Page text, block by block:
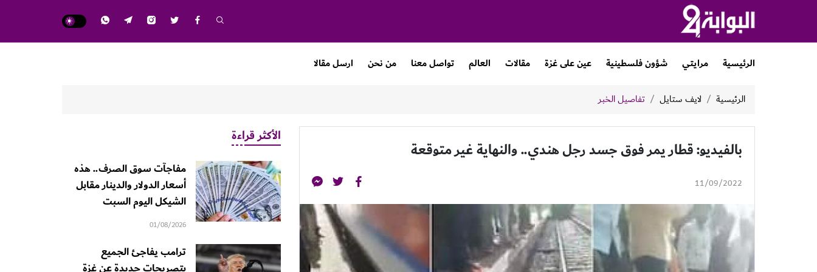
الرئيسية مرايتي شؤون فلسطينية عين على غزة مقالات العالم تواصل معنا من نحن ارسل مقالا
الرئيسية لايف ستايل تفاصيل الخبر
بالفيديو: قطار يمر فوق جسد رجل هندي.. والنهاية غير متوقعة
11/09/2022
الأكثر قراءة
مفاجآت سوق الصرف.. هذه
أسعار الدولار والدينار مقابل
الشيكل اليوم السبت
01/08/2026
ترامب يفاجئ الجميع
بتصريحات جديدة عن غزة